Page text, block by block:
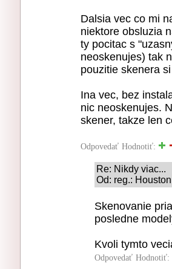
Dalsia vec co mi
niektore obsluzia
ty pocitac s
neoskenujes) tak
pouzitie skenera
Ina vec, bez
nic neoskenujes.
skener, takze len
Odpovedať Hodnotiť:
Re: Nikdy viac...
Od: reg.:
Skenovanie
posledne
Kvoli tymto
Odpovedať Hodnotiť: